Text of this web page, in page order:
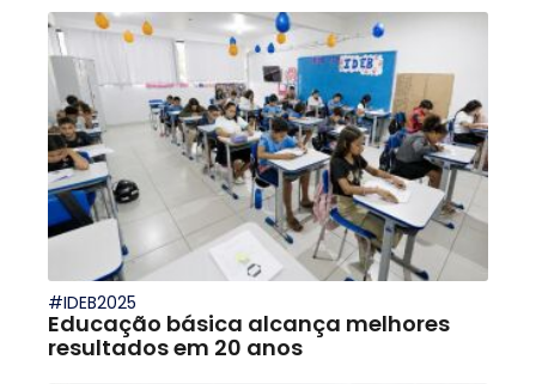
#IDEB2025
Educação básica alcança melhores
resultados em 20 anos